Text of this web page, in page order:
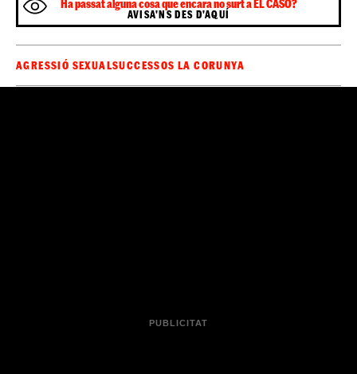
Ha passat alguna cosa que encara no surt a EL CASO?
AVISA'NS DES D'AQUÍ
AGRESSIÓ SEXUALSUCCESSOS LA CORUNYA